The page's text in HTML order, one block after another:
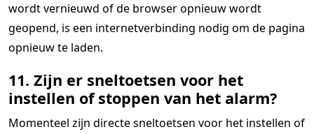
wordt vernieuwd of de browser opnieuw wordt
geopend, is een internetverbinding nodig om de pagina
opnieuw te laden.
11. Zijn er sneltoetsen voor het
instellen of stoppen van het alarm?
Momenteel zijn directe sneltoetsen voor het instellen of